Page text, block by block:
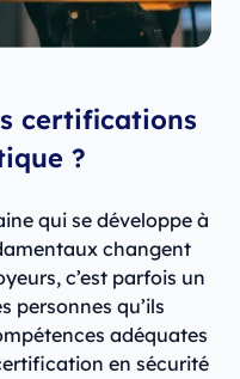
certifications
?
qui se développe à
changent
c’est parfois un
personnes qu’ils
adéquates
en sécurité